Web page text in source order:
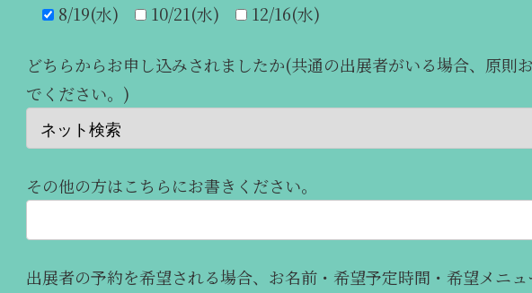
8/19(水)
10/21(水) 12/16(水)
どちらからお申し込みされましたか(共通の出展者がいる場合、原則
でください。)
その他の方はこちらにお書きください。
出展者の予約を希望される場合、お名前・希望予定時間・希望メニ